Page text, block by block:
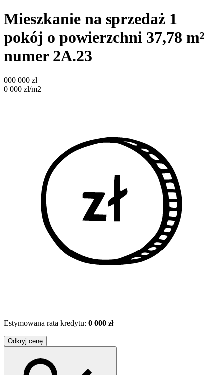
Mieszkanie na sprzedaż 1
pokój o powierzchni 37,78 m²
numer 2A.23
000 000 zł
0 000 zł/m2
Estymowana rata kredytu: 0 000 zł
Odkryj cenę